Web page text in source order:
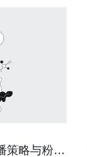
策略与粉丝